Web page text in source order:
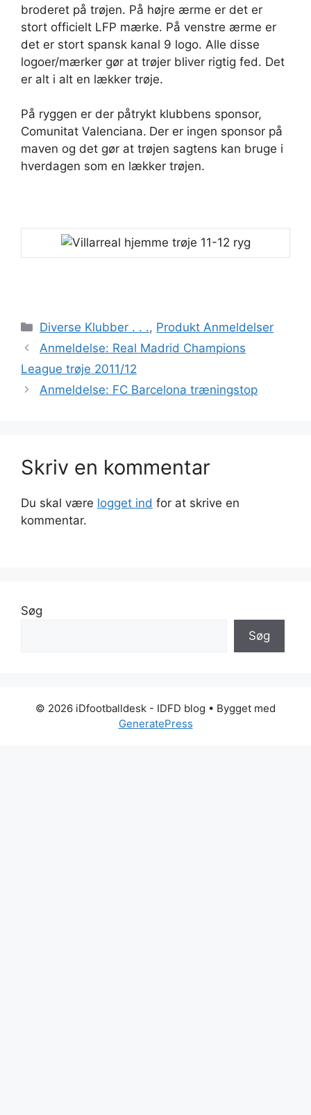
broderet på trøjen. På højre ærme er det er
stort officielt LFP mærke. På venstre ærme er
det er stort spansk kanal 9 logo. Alle disse
logoer/mærker gør at trøjer bliver rigtig fed. Det
er alt i alt en lækker trøje.
På ryggen er der påtrykt klubbens sponsor,
Comunitat Valenciana. Der er ingen sponsor på
maven og det gør at trøjen sagtens kan bruge i
hverdagen som en lækker trøjen.
Kategorier
Diverse Klubber . . ., Produkt Anmeldelser
Anmeldelse: Real Madrid Champions
League trøje 2011/12
Anmeldelse: FC Barcelona træningstop
Skriv en kommentar
Du skal være logget ind for at skrive en
kommentar.
Søg
Søg
© 2026 iDfootballdesk - IDFD blog • Bygget med
GeneratePress